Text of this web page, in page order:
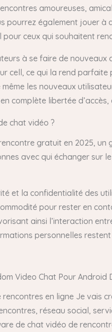
amoureuses,
pourrez également jouer
ceux qui souhaitent
à se faire de
cell, ce qui la rend parfaite
les nouveaux
complète libertée
chat vidéo ?
gratuit en 2025,
avec qui échanger sur
et la confidentialité des
pour rester en
ainsi l’interaction
personnelles
Video Chat Pour
en ligne Je vais
réseau social,
de chat vidéo de